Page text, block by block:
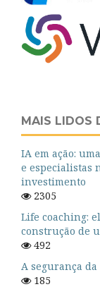
MAIS LIDOS
IA em ação:
e especialistas
investimento
2305
Life coaching:
construção de
492
A segurança
185